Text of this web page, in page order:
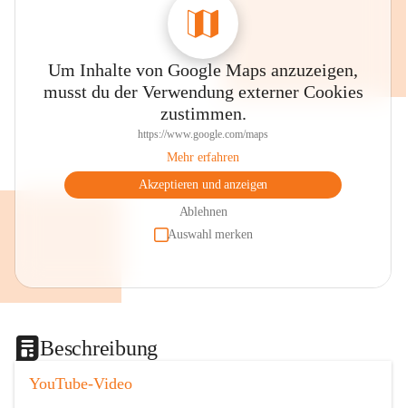
Um Inhalte von Google Maps anzuzeigen,
musst du der Verwendung externer Cookies
zustimmen.
https://www.google.com/maps
Mehr erfahren
Akzeptieren und anzeigen
Ablehnen
Auswahl merken
Beschreibung
YouTube-Video